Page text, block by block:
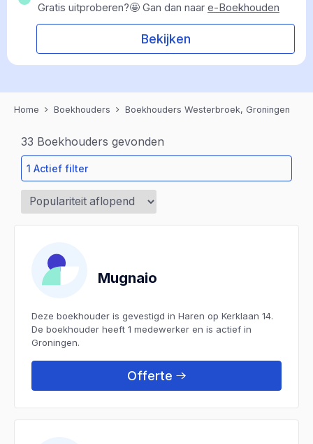
Gratis uitproberen?🤩 Gan dan naar e-Boekhouden
Bekijken
Home Boekhouders Boekhouders Westerbroek, Groningen
33 Boekhouders gevonden
1 Actief filter
Mugnaio
Deze boekhouder is gevestigd in Haren op Kerklaan 14.
De boekhouder heeft 1 medewerker en is actief in
Groningen.
Offerte